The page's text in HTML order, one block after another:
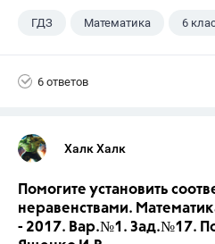
ГДЗ Математика 6
6 ответов
Халк Халк
Помогите установить
неравенствами.
- 2017. Вар.№1. Зад.№17.